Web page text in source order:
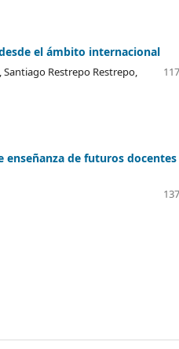
el ámbito internacional
Restrepo Restrepo,
de futuros docentes